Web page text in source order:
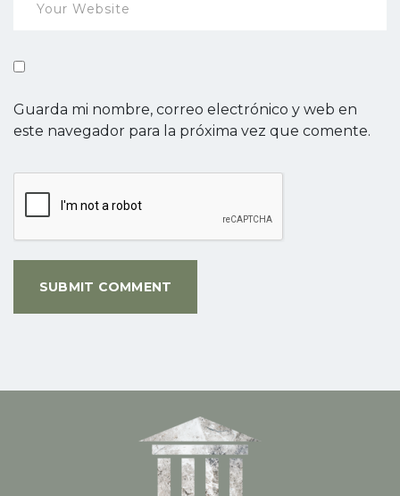
Guarda mi nombre, correo electrónico y web en
este navegador para la próxima vez que comente.